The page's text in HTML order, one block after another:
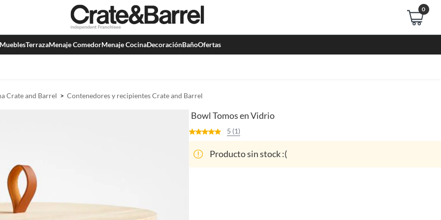
0
MueblesTerrazaMenaje ComedorMenaje CocinaDecoraciónBañoOfertas
Crate and Barrel Contenedores y recipientes Crate and Barrel
Bowl Tomos en Vidrio
5 (1)
Producto sin stock :(